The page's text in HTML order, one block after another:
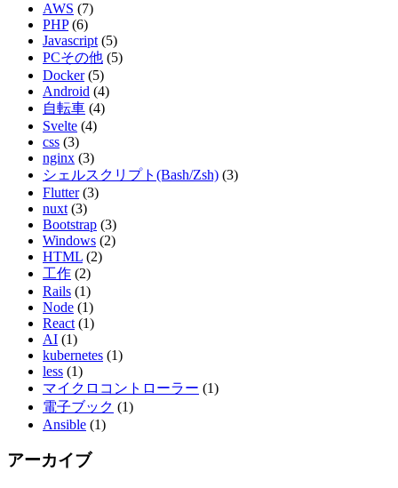
AWS (7)
PHP (6)
Javascript (5)
PCその他 (5)
Docker (5)
Android (4)
自転車 (4)
Svelte (4)
css (3)
nginx (3)
シェルスクリプト(Bash/Zsh) (3)
Flutter (3)
nuxt (3)
Bootstrap (3)
Windows (2)
HTML (2)
工作 (2)
Rails (1)
Node (1)
React (1)
AI (1)
kubernetes (1)
less (1)
マイクロコントローラー (1)
電子ブック (1)
Ansible (1)
アーカイブ